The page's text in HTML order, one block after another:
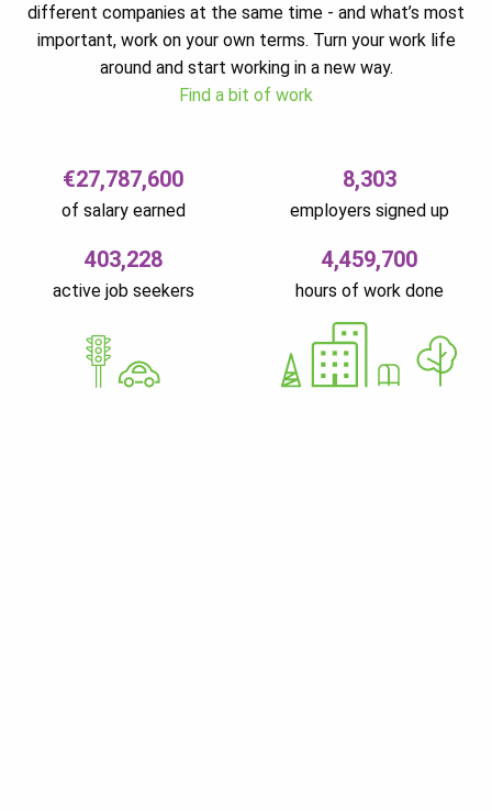
different companies at the same time - and what’s most
important, work on your own terms. Turn your work life
around and start working in a new way.
Find a bit of work
€27,787,600
of salary earned
8,303
employers signed up
403,228
active job seekers
4,459,700
hours of work done